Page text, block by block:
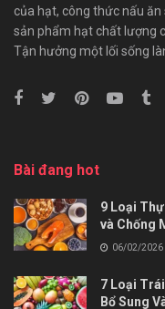
của hạt, công thức nấu
sản phẩm hạt chất lượng
Tận hưởng một lối sống
Bài đang hot
9 Loại
và Chống
06/02/2026
7 Loại
Bổ Sung